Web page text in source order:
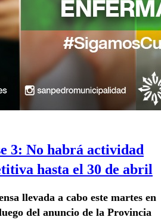
3: No habrá actividad
hasta el 30 de abril
llevada a cabo este martes en
del anuncio de la Provincia